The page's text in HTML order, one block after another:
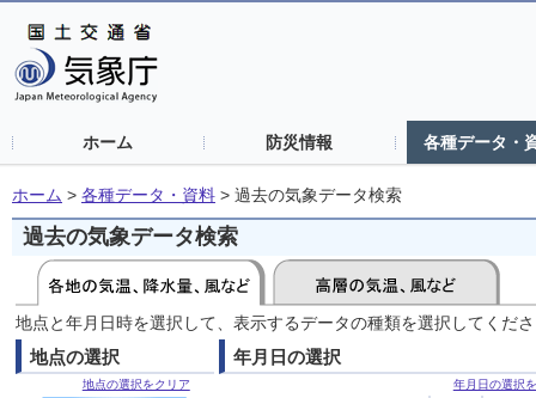
ホーム 防災情報 各種データ・
ホーム > 各種データ・資料 > 過去の気象データ検索
過去の気象データ検索
地点と年月日時を選択して、表示するデータの種類を選択してくだ
地点の選択
地点の選択をクリア
年月日の選択
年月日の選択